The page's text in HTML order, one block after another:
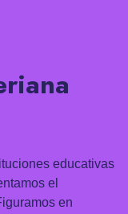
educativas
el
en